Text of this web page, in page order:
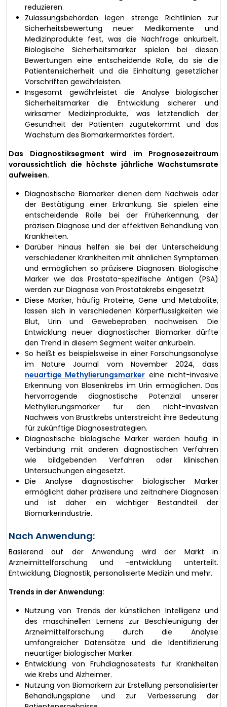
reduzieren.
Zulassungsbehörden legen strenge Richtlinien zur
Sicherheitsbewertung neuer Medikamente und
Medizinprodukte fest, was die Nachfrage ankurbelt.
Biologische Sicherheitsmarker spielen bei diesen
Bewertungen eine entscheidende Rolle, da sie die
Patientensicherheit und die Einhaltung gesetzlicher
Vorschriften gewährleisten.
Insgesamt gewährleistet die Analyse biologischer
Sicherheitsmarker die Entwicklung sicherer und
wirksamer Medizinprodukte, was letztendlich der
Gesundheit der Patienten zugutekommt und das
Wachstum des Biomarkermarktes fördert.
Das Diagnostiksegment wird im Prognosezeitraum
voraussichtlich die höchste jährliche Wachstumsrate
aufweisen.
Diagnostische Biomarker dienen dem Nachweis oder
der Bestätigung einer Erkrankung. Sie spielen eine
entscheidende Rolle bei der Früherkennung, der
präzisen Diagnose und der effektiven Behandlung von
Krankheiten.
Darüber hinaus helfen sie bei der Unterscheidung
verschiedener Krankheiten mit ähnlichen Symptomen
und ermöglichen so präzisere Diagnosen. Biologische
Marker wie das Prostata-spezifische Antigen (PSA)
werden zur Diagnose von Prostatakrebs eingesetzt.
Diese Marker, häufig Proteine, Gene und Metabolite,
lassen sich in verschiedenen Körperflüssigkeiten wie
Blut, Urin und Gewebeproben nachweisen. Die
Entwicklung neuer diagnostischer Biomarker dürfte
den Trend in diesem Segment weiter ankurbeln.
So heißt es beispielsweise in einer Forschungsanalyse
im Nature Journal vom November 2024, dass
neuartige Methylierungsmarker eine nicht-invasive
Erkennung von Blasenkrebs im Urin ermöglichen. Das
hervorragende diagnostische Potenzial unserer
Methylierungsmarker für den nicht-invasiven
Nachweis von Brustkrebs unterstreicht ihre Bedeutung
für zukünftige Diagnosestrategien.
Diagnostische biologische Marker werden häufig in
Verbindung mit anderen diagnostischen Verfahren
wie bildgebenden Verfahren oder klinischen
Untersuchungen eingesetzt.
Die Analyse diagnostischer biologischer Marker
ermöglicht daher präzisere und zeitnahere Diagnosen
und ist daher ein wichtiger Bestandteil der
Biomarkerindustrie.
Nach Anwendung:
Basierend auf der Anwendung wird der Markt in
Arzneimittelforschung und -entwicklung unterteilt.
Entwicklung, Diagnostik, personalisierte Medizin und mehr.
Trends in der Anwendung:
Nutzung von Trends der künstlichen Intelligenz und
des maschinellen Lernens zur Beschleunigung der
Arzneimittelforschung durch die Analyse
umfangreicher Datensätze und die Identifizierung
neuartiger biologischer Marker.
Entwicklung von Frühdiagnosetests für Krankheiten
wie Krebs und Alzheimer.
Nutzung von Biomarkern zur Erstellung personalisierter
Behandlungspläne und zur Verbesserung der